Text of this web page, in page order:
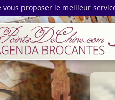
vous proposer le meilleur